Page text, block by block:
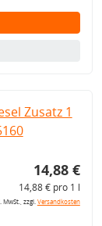
Zusatz 1
14,88 €
14,88 € pro 1 l
MwSt., zzgl.Versandkosten